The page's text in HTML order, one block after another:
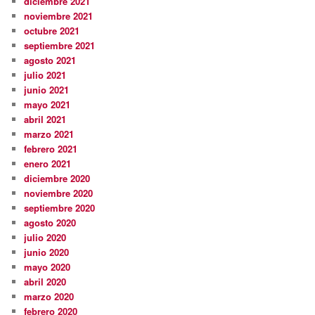
noviembre 2021
octubre 2021
septiembre 2021
agosto 2021
julio 2021
junio 2021
mayo 2021
abril 2021
marzo 2021
febrero 2021
enero 2021
diciembre 2020
noviembre 2020
septiembre 2020
agosto 2020
julio 2020
junio 2020
mayo 2020
abril 2020
marzo 2020
febrero 2020